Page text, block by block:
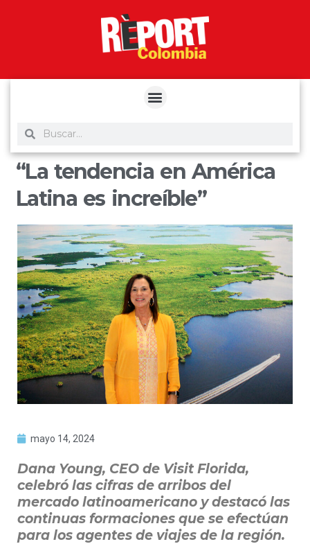
“La tendencia en América
Latina es increíble”
mayo 14, 2024
Dana Young, CEO de Visit Florida,
celebró las cifras de arribos del
mercado latinoamericano y destacó las
continuas formaciones que se efectúan
para los agentes de viajes de la región.